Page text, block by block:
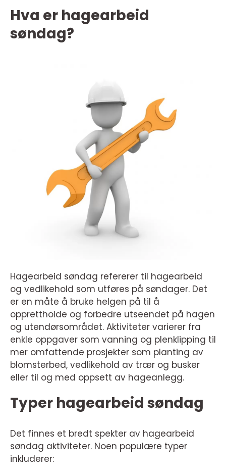
Hva er hagearbeid
søndag?
Hagearbeid søndag refererer til hagearbeid
og vedlikehold som utføres på søndager. Det
er en måte å bruke helgen på til å
opprettholde og forbedre utseendet på hagen
og utendørsområdet. Aktiviteter varierer fra
enkle oppgaver som vanning og plenklipping til
mer omfattende prosjekter som planting av
blomsterbed, vedlikehold av trær og busker
eller til og med oppsett av hageanlegg.
Typer hagearbeid søndag
Det finnes et bredt spekter av hagearbeid
søndag aktiviteter. Noen populære typer
inkluderer: